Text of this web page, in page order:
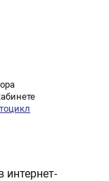
интернет-